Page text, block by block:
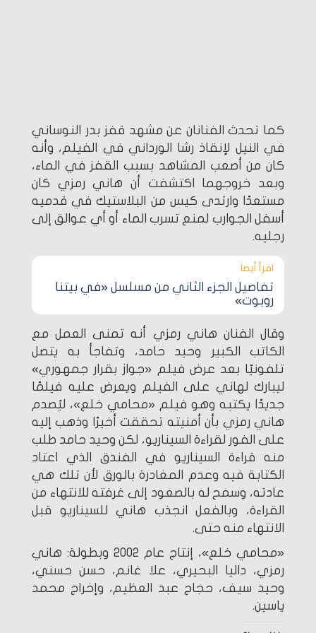
كما تحدث الفنانان عن مشهد قفز بدر النوساني
في النيل لإنقاذ رشا الورداني في الفيلم، وأنه
كان من أصعب المشاهد بسبب القفز في الماء،
وبعد خروجهما اكتشفت أن هاني رمزي كان
مستعدًا وارتدى كيس من البلاستيك في قدميه
أسفل الجوارب لمنع تسرب الماء أو أي عوالق إلى
رجليه.
اقرأ أيضا‎
تفاصيل الجزء الثاني من مسلسل «في بيتنا
روبوت»
وقال الفنان هاني رمزي أنه تمنى العمل مع
الكاتب الكبير وحيد حامد، وتفاجأ به يتصل
تلفونيًا بعد عرض فيلم «جواز بقرار جمهوري»
ليبارك لهاني على الفيلم ويعرض عليه فيلمًا
جديدًا يكتبه وهو فيلم «محامي خلع»، ليُصدم
هاني رمزي بأن أمنيته تحققت أخيرًا وذهب إليه
على الفور لقراءة السيناريو، لكن وحيد حامد طلب
منه قراءة السيناريو في الفندق الذي اعتاد
الكتابة فيه وعدم المغادرة بالورق لأن تلك هي
عادته، وسمح له بالصعود إلى غرفته للانتهاء من
القراءة، وبالفعل انجذب هاني للسيناريو قبل
الانتهاء منه حتى.
«محامي خلع»، إنتاج عام 2002 وبطولة: هاني
رمزي، داليا البحيري، علا غانم، حسن حسني،
وحيد سيف، حجاج عبد العظيم، وإخراج محمد
ياسين.